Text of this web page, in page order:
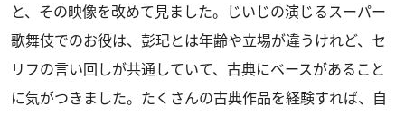
と、その映像を改めて見ました。じいじの演じるスーパー
歌舞伎でのお役は、彭玘とは年齢や立場が違うけれど、セ
リフの言い回しが共通していて、古典にベースがあること
に気がつきました。たくさんの古典作品を経験すれば、自